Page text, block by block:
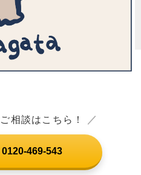
相談はこちら！ ／
469-543